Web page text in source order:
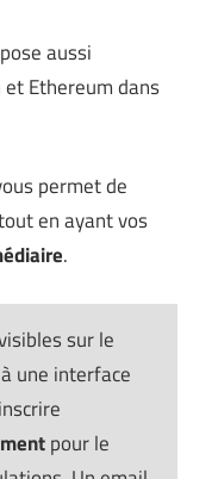
aussi
Ethereum dans
permet de
en ayant vos
.
sur le
une interface
pour le